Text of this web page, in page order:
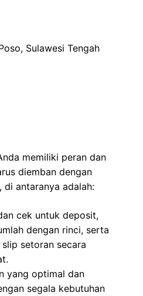
Sulawesi Tengah
memiliki peran dan
diemban dengan
di antaranya adalah:
cek untuk deposit,
dengan rinci, serta
setoran secara
yang optimal dan
segala kebutuhan